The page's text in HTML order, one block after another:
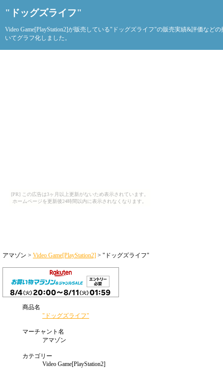
[PR] この広告は3ヶ月以上更新がないため表示されています。
ホームページを更新後24時間以内に表示されなくなります。
"ドッグズライフ"
Video Game[PlayStation2]が販売している"ドッグズライフ"の販売実績&評価など
いてグラフ化しました。
アマゾン > Video Game[PlayStation2] > "ドッグズライフ"
商品名
"ドッグズライフ"
マーチャント名
アマゾン
カテゴリー
Video Game[PlayStation2]